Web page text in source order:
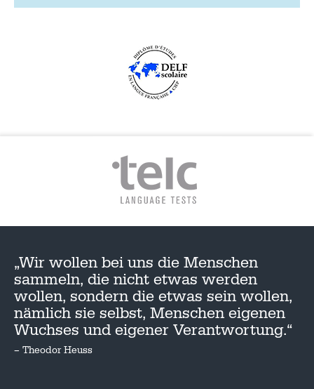
„Wir wollen bei uns die Menschen
sammeln, die nicht etwas werden
wollen, sondern die etwas sein wollen,
nämlich sie selbst, Menschen eigenen
Wuchses und eigener Verantwortung.“
– Theodor Heuss